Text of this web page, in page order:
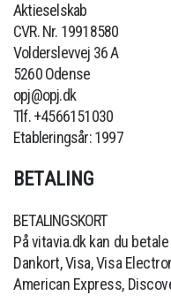
Aktieselskab
CVR. Nr. 19918580
Volderslevvej 36 A
5260 Odense
opj@opj.dk
Tlf. +4566151030
Etableringsår: 1997
BETALING
BETALINGSKORT
På vitavia.dk kan du
Dankort, Visa, Visa
American Express,